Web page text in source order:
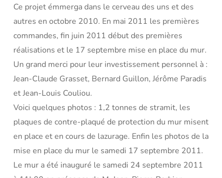
Ce projet émmerga dans le cerveau des uns et des
autres en octobre 2010. En mai 2011 les premières
commandes, fin juin 2011 début des premières
réalisations et le 17 septembre mise en place du mur.
Un grand merci pour leur investissement personnel à :
Jean-Claude Grasset, Bernard Guillon, Jérôme Paradis
et Jean-Louis Couliou.
Voici quelques photos : 1,2 tonnes de stramit, les
plaques de contre-plaqué de protection du mur misent
en place et en cours de lazurage. Enfin les photos de la
mise en place du mur le samedi 17 septembre 2011.
Le mur a été inauguré le samedi 24 septembre 2011